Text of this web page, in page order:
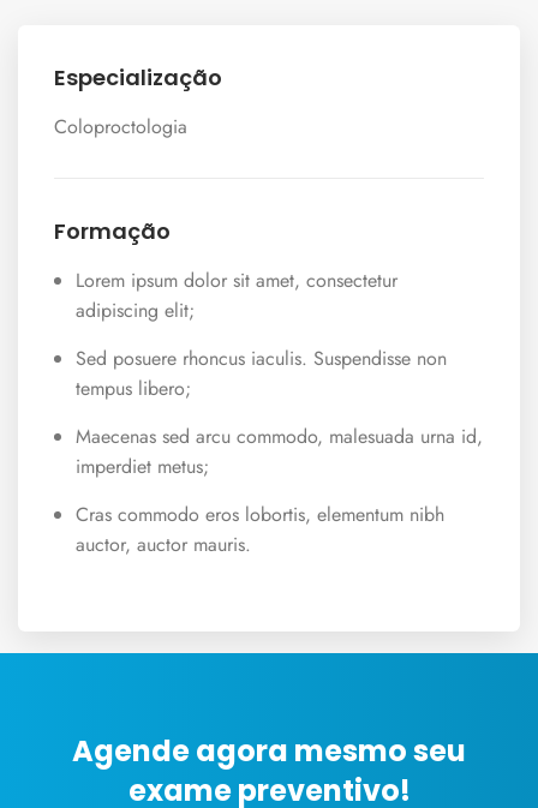
Especialização
Coloproctologia
Formação
Lorem ipsum dolor sit amet, consectetur
adipiscing elit;
Sed posuere rhoncus iaculis. Suspendisse non
tempus libero;
Maecenas sed arcu commodo, malesuada urna id,
imperdiet metus;
Cras commodo eros lobortis, elementum nibh
auctor, auctor mauris.
Agende agora mesmo seu
exame preventivo!